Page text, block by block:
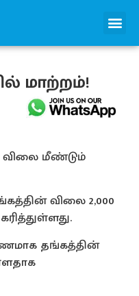
மாற்றம்!
மீண்டும்
விலை 2,000
தங்கத்தின்